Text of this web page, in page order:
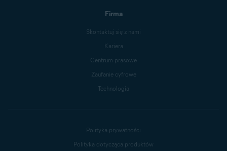
Firma
Skontaktuj się z nami
Kariera
Centrum prasowe
Zaufanie cyfrowe
Technologia
Polityka prywatności
Polityka dotycząca produktów